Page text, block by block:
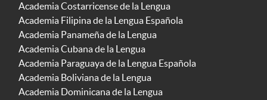
Academia Costarricense de la Lengua
Academia Filipina de la Lengua Española
Academia Panameña de la Lengua
Academia Cubana de la Lengua
Academia Paraguaya de la Lengua Española
Academia Boliviana de la Lengua
Academia Dominicana de la Lengua